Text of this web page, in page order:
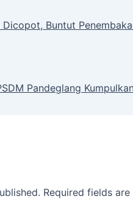
Dicopot, Buntut
Pandeglang
Required fields are